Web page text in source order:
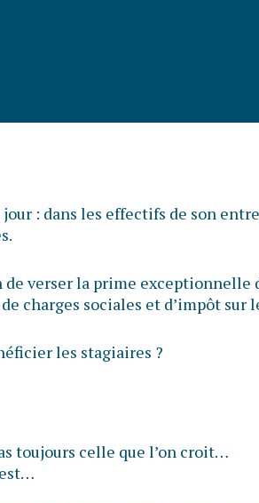
: dans les effectifs de son
verser la prime exceptionnelle
charges sociales et d’impôt sur
les stagiaires ?
toujours celle que l’on croit…